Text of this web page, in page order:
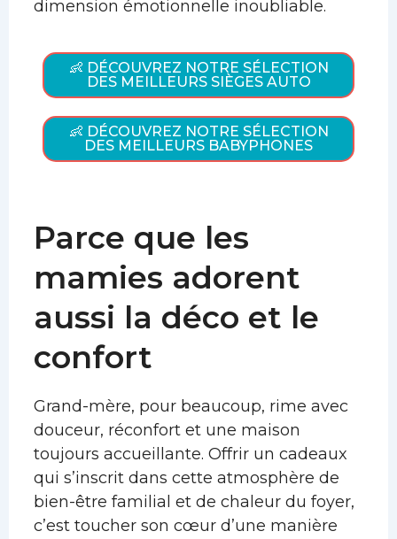
dimension émotionnelle inoubliable.
👶 DÉCOUVREZ NOTRE SÉLECTION
DES MEILLEURS SIÈGES AUTO
👶 DÉCOUVREZ NOTRE SÉLECTION
DES MEILLEURS BABYPHONES
Parce que les
mamies adorent
aussi la déco et le
confort
Grand-mère, pour beaucoup, rime avec
douceur, réconfort et une maison
toujours accueillante. Offrir un cadeaux
qui s’inscrit dans cette atmosphère de
bien-être familial et de chaleur du foyer,
c’est toucher son cœur d’une manière